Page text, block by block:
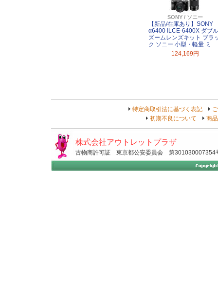
SONY / ソニー
【新品/在庫あり】SONY
α6400 ILCE-6400X ダブル
ズームレンズキット ブラ
ク ソニー 小型・軽量 ミ
124,169円
特定商取引法に基づく表記
初期不良について
商
株式会社アウトレットプラザ
古物商許可証 東京都公安委員会 第301030007354